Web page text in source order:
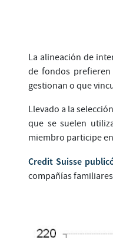
La alineación de
de fondos
gestionan o que
Llevado a la
que se suelen
miembro participe
Credit Suisse
compañías